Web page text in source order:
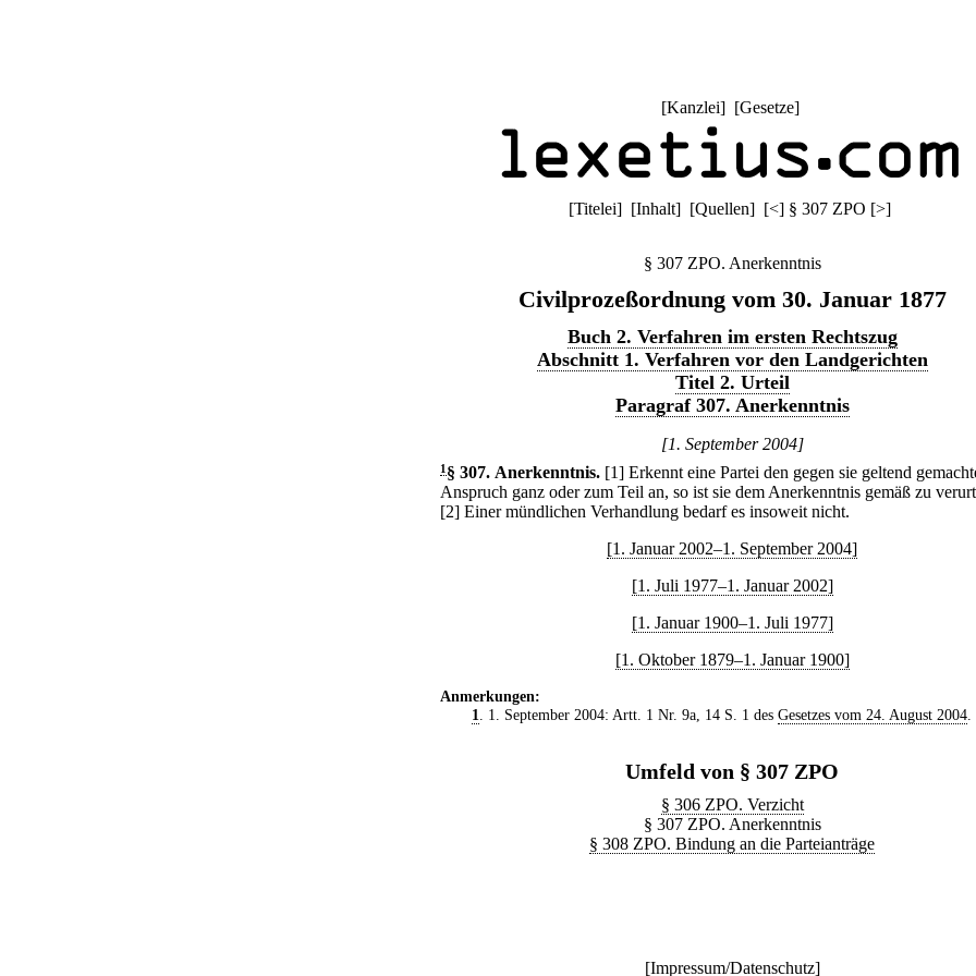
[Kanzlei] [Gesetze]
[Titelei] [Inhalt] [Quellen] [<] § 307 ZPO [>]
§ 307 ZPO. Anerkenntnis
Civilprozeßordnung vom 30. Januar 1877
Buch 2. Verfahren im ersten Rechtszug
Abschnitt 1. Verfahren vor den Landgerichten
Titel 2. Urteil
Paragraf 307. Anerkenntnis
[1. September 2004]
1 § 307. Anerkenntnis. [1] Erkennt eine Partei den gegen sie geltend
Anspruch ganz oder zum Teil an, so ist sie dem Anerkenntnis gemäß zu
[2] Einer mündlichen Verhandlung bedarf es insoweit nicht.
[1. Januar 2002–1. September 2004]
[1. Juli 1977–1. Januar 2002]
[1. Januar 1900–1. Juli 1977]
[1. Oktober 1879–1. Januar 1900]
Anmerkungen:
1
. 1. September 2004: Artt. 1 Nr. 9a, 14 S. 1 des Gesetzes vom 24. August 2004.
Umfeld von § 307 ZPO
§ 306 ZPO. Verzicht
§ 307 ZPO. Anerkenntnis
§ 308 ZPO. Bindung an die Parteianträge
[Impressum/Datenschutz]